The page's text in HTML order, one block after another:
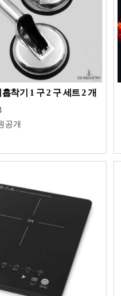
착기 1 구 2 구 세트 2 개
공개